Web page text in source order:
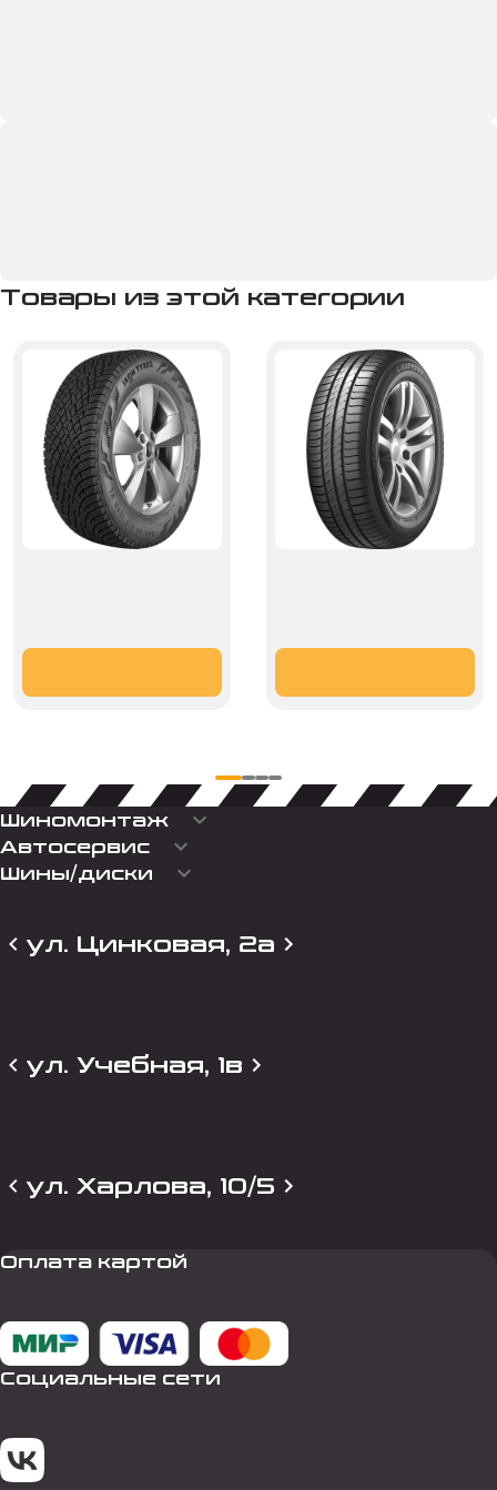
Товары из этой категории
Шиномонтаж keyboard_arrow_down
Автосервис keyboard_arrow_down
Шины/диски keyboard_arrow_down
ул. Цинковая, 2а
ул. Учебная, 1в
ул. Харлова, 10/5
Оплата картой
Социальные сети